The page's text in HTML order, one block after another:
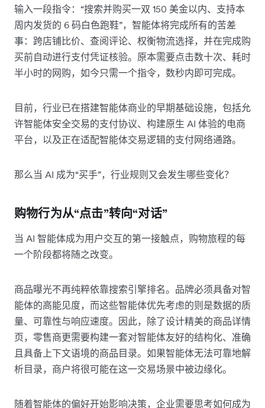
输入一段指令：“搜索并购买一双 150 美金以内、支持本
周内发货的 6 码白色跑鞋”，智能体将完成所有的苦差
事：跨店铺比价、查阅评论、权衡物流选择，并在完成购
买前自动进行支付凭证核验。原本需要点击数十次、耗时
半小时的网购，如今只需一个指令，数秒内即可完成。
目前，行业已在搭建智能体商业的早期基础设施，包括允
许智能体安全交易的支付协议、构建原生 AI 体验的电商
平台，以及正在适配智能体交易逻辑的支付网络通路。
那么当 AI 成为“买手”，行业规则又会发生哪些变化？
购物行为从“点击”转向“对话”
当 AI 智能体成为用户交互的第一接触点，购物旅程的每
一个阶段都将随之改变。
商品曝光不再纯粹依靠搜索引擎排名。品牌必须具备对智
能体的高能见度，而这些智能体优先考虑的则是数据的质
量、可靠性与响应速度。因此，除了设计精美的商品详情
页，零售商更需要构建一套对智能体友好的结构化、准确
且具备上下文语境的商品目录。如果智能体无法可靠地解
析目录，商户将很可能在这一交易场景中被边缘化。
随着智能体的偏好开始影响决策，企业需要思考如何成为